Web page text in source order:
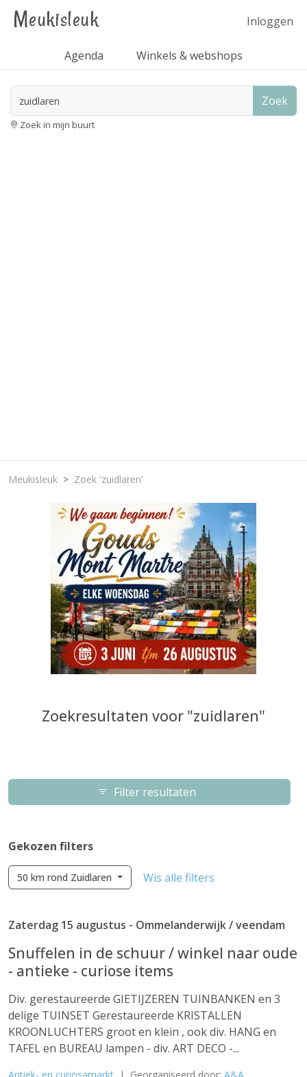
Meukisleuk Inloggen
Agenda Winkels & webshops
Zoek
Zoek in mijn buurt
Meukisleuk Zoek 'zuidlaren'
Zoekresultaten voor "zuidlaren"
Filter resultaten
Gekozen filters
50 km rond Zuidlaren Wis alle filters
Zaterdag 15 augustus - Ommelanderwijk / veendam
Snuffelen in de schuur / winkel naar oude
- antieke - curiose items
Div. gerestaureerde GIETIJZEREN TUINBANKEN en 3
delige TUINSET Gerestaureerde KRISTALLEN
KROONLUCHTERS groot en klein , ook div. HANG en
TAFEL en BUREAU lampen - div. ART DECO -...